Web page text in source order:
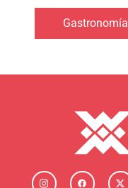
Gastronomía